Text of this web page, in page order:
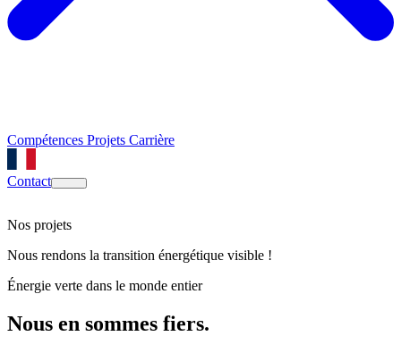
Compétences Projets Carrière
Contact
Nos projets
Nous rendons la transition énergétique visible !
Énergie verte dans le monde entier
Nous en sommes fiers.